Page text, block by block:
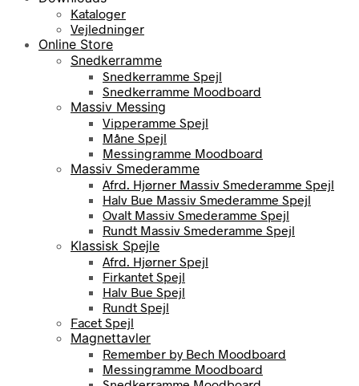
Kataloger
Vejledninger
Online Store
Snedkerramme
Snedkerramme Spejl
Snedkerramme Moodboard
Massiv Messing
Vipperamme Spejl
Måne Spejl
Messingramme Moodboard
Massiv Smederamme
Afrd. Hjørner Massiv Smederamme Spejl
Halv Bue Massiv Smederamme Spejl
Ovalt Massiv Smederamme Spejl
Rundt Massiv Smederamme Spejl
Klassisk Spejle
Afrd. Hjørner Spejl
Firkantet Spejl
Halv Bue Spejl
Rundt Spejl
Facet Spejl
Magnettavler
Remember by Bech Moodboard
Messingramme Moodboard